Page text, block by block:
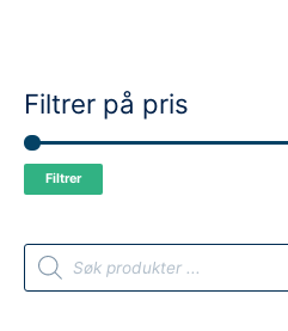
Filtrer på pris
Filtrer
P
d